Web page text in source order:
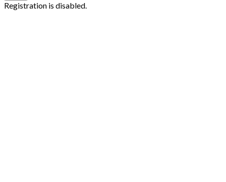
Registration is disabled.